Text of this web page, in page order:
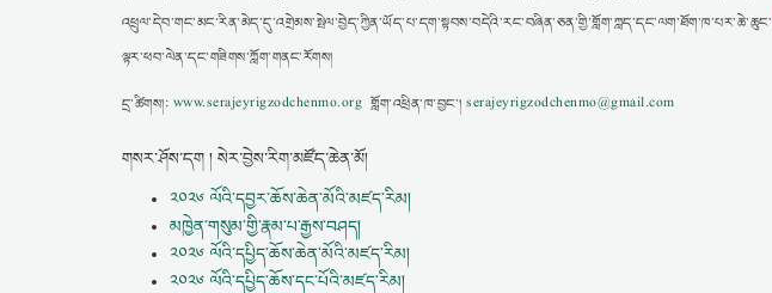
འཕྲུལ་དེབ་གང་མང་རིན་མེད་དུ་འགྲེམས་སྤེལ་བྱེད་ཀྱིན་ཡོད་པ་དག་སྟབས་བདེའི་རང་བཞིན་ཅན་གྱི་གློག་ཀླད་དང་ལག་ཐོག་ཁ་པར་ཆེ་ཆུང་
ལྟར་ཕབ་ལེན་དང་གཟིགས་ཀློག་གནང་རོགས།
དྲ་ཚིགས།: www.serajeyrigzodchenmo.org གློག་འཕྲིན་ཁ་བྱང་།serajeyrigzodchenmo@gmail.com
གསར་ཤོས་དག ། སེར་བྱེས་རིག་མཛོད་ཆེན་མོ།
༢༠༢༦ ལོའི་དབྱར་ཆོས་ཆེན་མོའི་མཛད་རིམ།
མཁྱེན་གསུམ་གྱི་རྣམ་པ་རྒྱས་བཤད།
༢༠༢༦ ལོའི་དཔྱིད་ཆོས་ཆེན་མོའི་མཛད་རིམ།
༢༠༢༦ ལོའི་དཔྱིད་ཆོས་དང་པོའི་མཛད་རིམ།